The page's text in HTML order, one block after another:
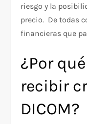
riesgo y la
precio. De todas
financieras que
¿Por
recibir
DICOM?